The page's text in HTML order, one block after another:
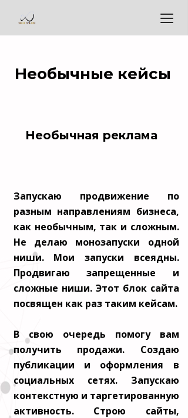
Необычные кейсы
Необычная реклама
Запускаю продвижение по
разным направлениям бизнеса,
как необычным, так и сложным.
Не делаю монозапуски одной
ниши. Мои запуски всеядны.
Продвигаю запрещенные и
сложные ниши. Этот блок сайта
посвящен как раз таким кейсам.
В свою очередь помогу вам
получить продажи. Создаю
публикации и оформления в
социальных сетях. Запускаю
контекстную и таргетированную
активность. Строю сайты,